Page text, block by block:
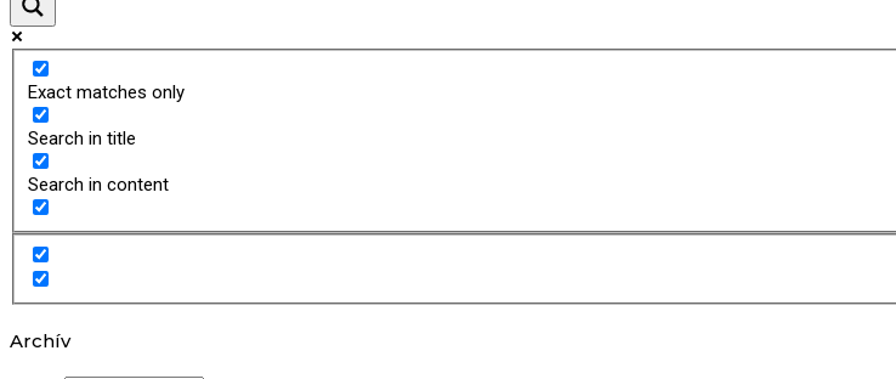
Exact matches only
Search in title
Search in content
Archív